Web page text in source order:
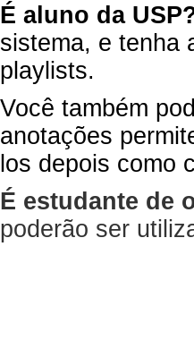
É aluno da
sistema, e tenha
playlists.
Você também
anotações
los depois como
É estudante de
poderão ser